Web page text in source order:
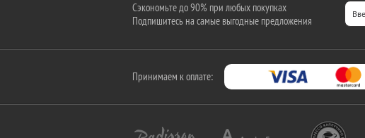
Сэкономьте до 90% при любых покупках
Подпишитесь на самые выгодные предложения
Принимаем к оплате: